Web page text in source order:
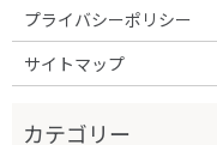
プライバシーポリシー
サイトマップ